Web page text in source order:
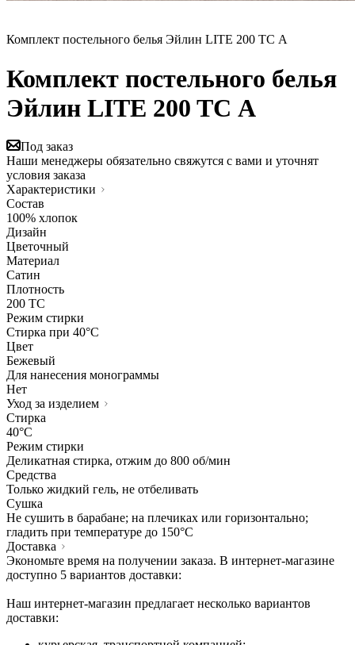
Комплект постельного белья Эйлин LITE 200 TC А
Комплект постельного белья
Эйлин LITE 200 TC А
Под заказ
Наши менеджеры обязательно свяжутся с вами и уточнят
условия заказа
Характеристики
Состав
100% хлопок
Дизайн
Цветочный
Материал
Сатин
Плотность
200 TC
Режим стирки
Стирка при 40°С
Цвет
Бежевый
Для нанесения монограммы
Нет
Уход за изделием
Стирка
40°C
Режим стирки
Деликатная стирка, отжим до 800 об/мин
Средства
Только жидкий гель, не отбеливать
Сушка
Не сушить в барабане; на плечиках или горизонтально;
гладить при температуре до 150°C
Доставка
Экономьте время на получении заказа. В интернет-магазине
доступно 5 вариантов доставки:
Наш интернет-магазин предлагает несколько вариантов
доставки: